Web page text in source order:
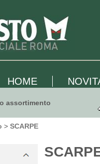
HOME
assortimento
> SCARPE